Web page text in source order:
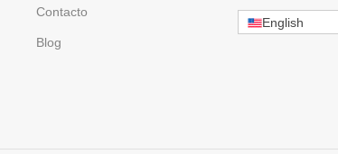
Contacto
Blog
English